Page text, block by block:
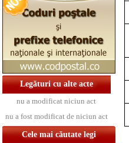
Legături cu alte acte
nu a modificat niciun act
nu a fost modificat de niciun act
Cele mai căutate legi